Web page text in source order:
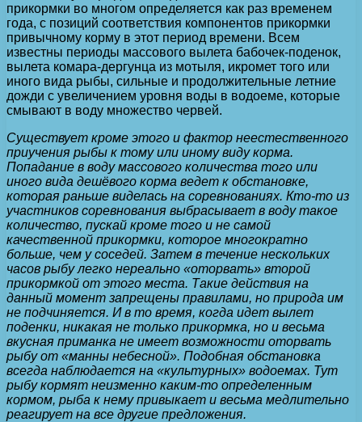
прикормки во многом определяется как раз временем
года, с позиций соответствия компонентов прикормки
привычному корму в этот период времени. Всем
известны периоды массового вылета бабочек-поденок,
вылета комара-дергунца из мотыля, икромет того или
иного вида рыбы, сильные и продолжительные летние
дожди с увеличением уровня воды в водоеме, которые
смывают в воду множество червей.
Существует кроме этого и фактор неестественного
приучения рыбы к тому или иному виду корма.
Попадание в воду массового количества того или
иного вида дешёвого корма ведет к обстановке,
которая раньше виделась на соревнованиях. Кто-то из
участников соревнования выбрасывает в воду такое
количество, пускай кроме того и не самой
качественной прикормки, которое многократно
больше, чем у соседей. Затем в течение нескольких
часов рыбу легко нереально «оторвать» второй
прикормкой от этого места. Такие действия на
данный момент запрещены правилами, но природа им
не подчиняется. И в то время, когда идет вылет
поденки, никакая не только прикормка, но и весьма
вкусная приманка не имеет возможности оторвать
рыбу от «манны небесной». Подобная обстановка
всегда наблюдается на «культурных» водоемах. Тут
рыбу кормят неизменно каким-то определенным
кормом, рыба к нему привыкает и весьма медлительно
реагирует на все другие предложения.